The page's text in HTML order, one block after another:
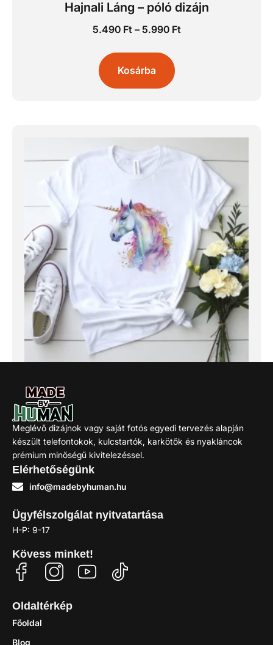
Hajnali Láng – póló dizájn
5.490 Ft – 5.990 Ft
Kosárba
Csillag szarv – póló dizájn
Kosárba
Meglévő dizájnok vagy saját fotós egyedi tervezés alapján
készült telefontokok, kulcstartók, karkötők és nyakláncok
prémium minőségű kivitelezéssel.
Elérhetőségünk
info@madebyhuman.hu
Ügyfélszolgálat nyitvatartása
H-P: 9-17
Kövess minket!
Oldaltérkép
Főoldal
Blog